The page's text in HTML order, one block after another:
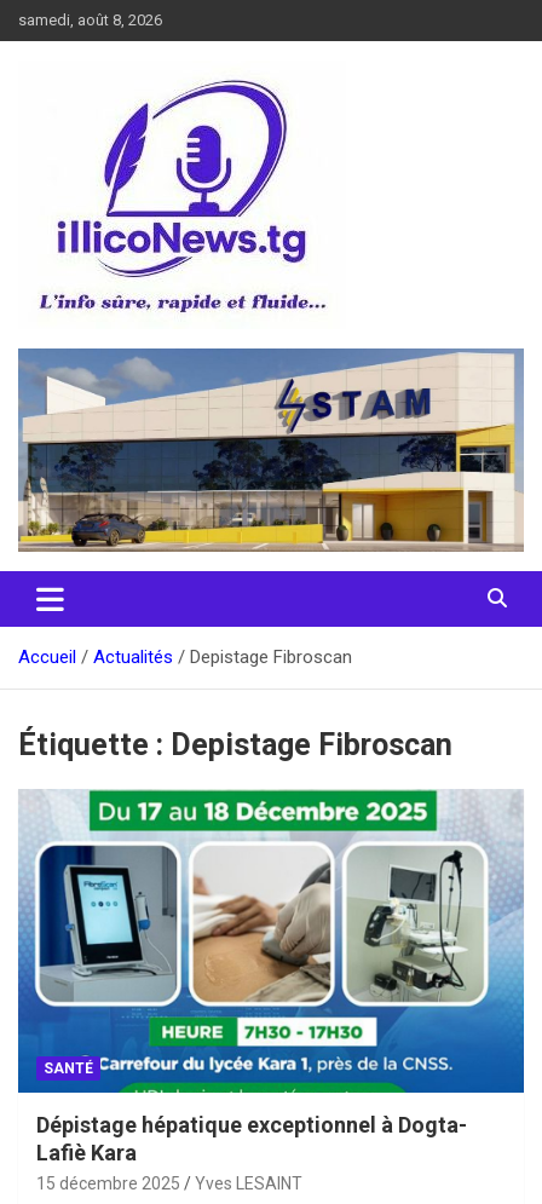
au
samedi, août 8, 2026
illiconews
Accueil Actualités Depistage Fibroscan
Étiquette : Depistage Fibroscan
SANTÉ
Dépistage hépatique exceptionnel à Dogta-
Lafiè Kara
15 décembre 2025 Yves LESAINT